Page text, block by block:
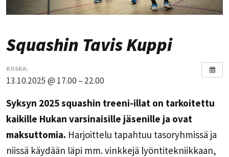
Squashin Tavis Kuppi
KOSKA:
13.10.2025 @ 17.00 – 22.00
Syksyn 2025 squashin treeni-illat on tarkoitettu
kaikille Hukan varsinaisille jäsenille ja ovat
maksuttomia. Harjoittelu tapahtuu tasoryhmissä ja
niissä käydään läpi mm. vinkkejä lyöntitekniikkaan,